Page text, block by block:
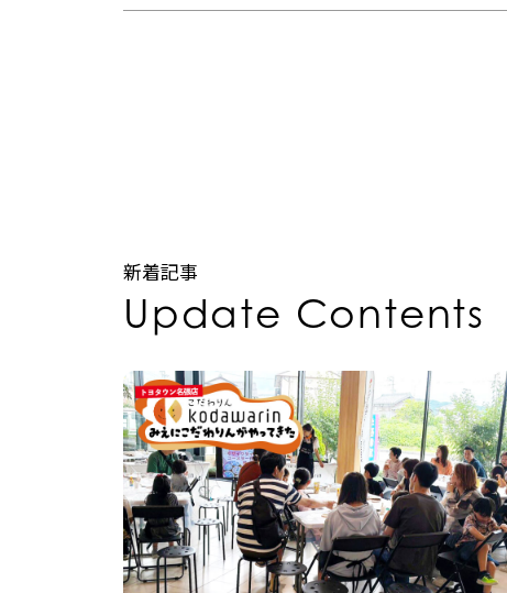
新着記事
Update Contents